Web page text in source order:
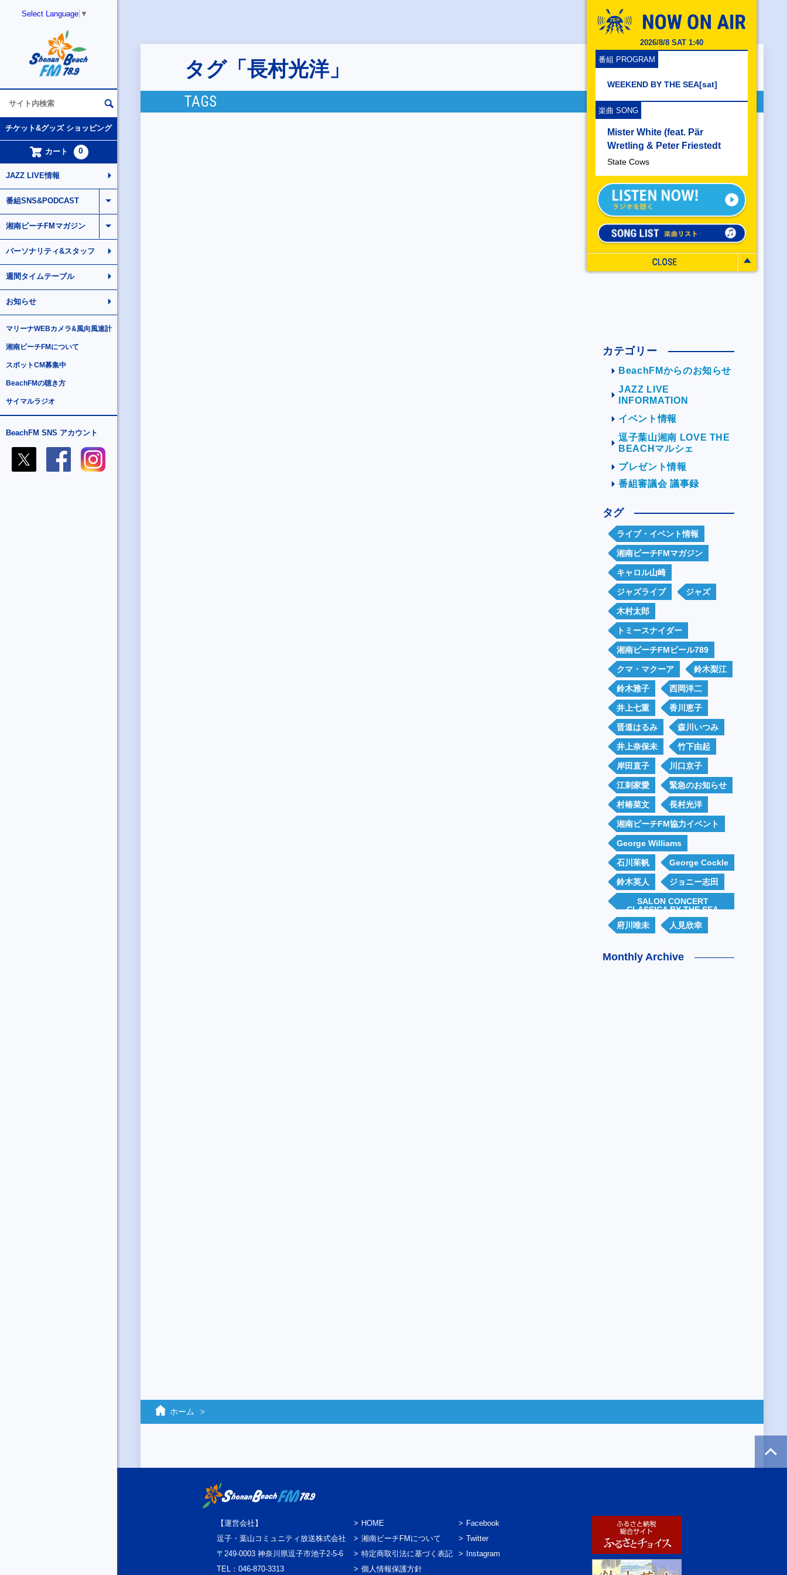
Select Language ▼
2026/8/8 SAT 1:40
番組 PROGRAM
WEEKEND BY THE SEA[sat]
楽曲 SONG
Mister White (feat. Pär
Wretling & Peter Friestedt
State Cows
チケット&グッズ ショッピング
カート 0
JAZZ LIVE情報
番組SNS&PODCAST
湘南ビーチFMマガジン
パーソナリティ&スタッフ
週間タイムテーブル
お知らせ
マリーナWEBカメラ&風向風速計
湘南ビーチFMについて
スポットCM募集中
BeachFMの聴き方
サイマルラジオ
BeachFM SNS アカウント
タグ「長村光洋」
TAGS
カテゴリー
BeachFMからのお知らせ
JAZZ LIVE
INFORMATION
イベント情報
逗子葉山湘南 LOVE THE
BEACHマルシェ
プレゼント情報
番組審議会 議事録
タグ
ライブ・イベント情報
湘南ビーチFMマガジン
キャロル山崎
ジャズライブ ジャズ
木村太郎
トミースナイダー
湘南ビーチFMビール789
クマ・マクーア 鈴木梨江
鈴木雅子 西岡洋二
井上七重 香川恵子
晋道はるみ 森川いつみ
井上奈保未 竹下由起
岸田直子 川口京子
江刺家愛 緊急のお知らせ
村椿菜文 長村光洋
湘南ビーチFM協力イベント
George Williams
石川茱帆 George Cockle
鈴木英人 ジョニー志田
SALON CONCERT
CLASSICA BY THE SEA
府川唯未
人見欣幸
Monthly Archive
ホーム
【運営会社】
逗子・葉山コミュニティ放送株式会社
〒249-0003 神奈川県逗子市池子2-5-6
TEL：046-870-3313
HOME
湘南ビーチFMについて
特定商取引法に基づく表記
個人情報保護方針
Facebook
Twitter
Instagram